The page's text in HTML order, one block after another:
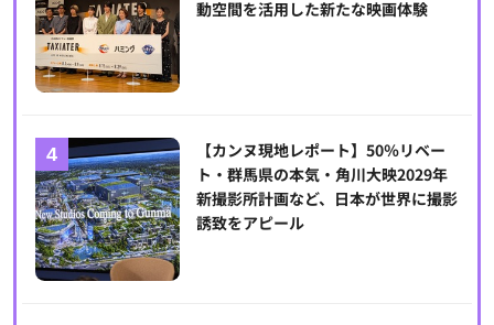
動空間を活用した新たな映画体験
【カンヌ現地レポート】50％リベー
ト・群馬県の本気・角川大映2029年
新撮影所計画など、日本が世界に撮影
誘致をアピール